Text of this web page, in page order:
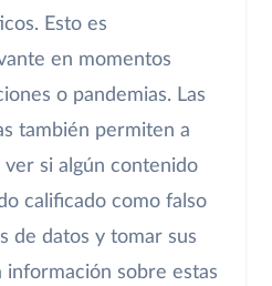
Esto es
en momentos
o pandemias. Las
también permiten a
ver si algún contenido
calificado como falso
de datos y tomar sus
información sobre estas